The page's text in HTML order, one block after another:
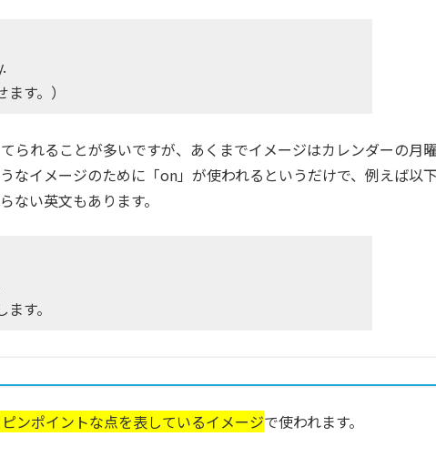
す。）
られることが多いですが、あくまでイメージはカレンダーの月
なイメージのために「on」が使われるというだけで、例えば以
ない英文もあります。
す。
ピンポイントな点を表しているイメージで使われます。